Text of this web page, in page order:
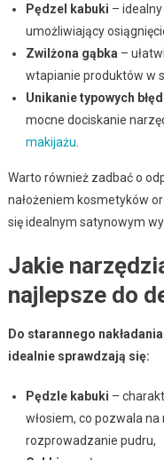
Pędzel kabuki –
umożliwiający
Zwilżona gąbka –
wtapianie produktów w
Unikanie typowych
mocne dociskanie
makijażu
Warto również zadbać o
nałożeniem kosmetyków
się idealnym satynowym
Jakie
najlepsze do
Do starannego
idealnie sprawdzają się:
Pędzle kabuki –
włosiem, co pozwala
rozprowadzanie pudru,